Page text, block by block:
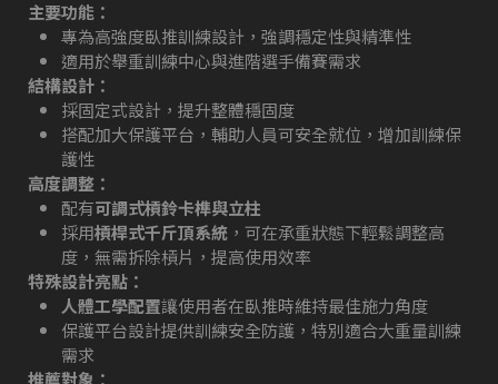
主要功能：
專為高強度臥推訓練設計，強調穩定性與精準性
適用於舉重訓練中心與進階選手備賽需求
結構設計：
採固定式設計，提升整體穩固度
搭配加大保護平台，輔助人員可安全就位，增加訓練保
護性
高度調整：
配有可調式槓鈴卡榫與立柱
採用槓桿式千斤頂系統 ，可在承重狀態下輕鬆調整高
度，無需拆除槓片，提高使用效率
特殊設計亮點：
人體工學配置讓使用者在臥推時維持最佳施力角度
保護平台設計提供訓練安全防護，特別適合大重量訓練
需求
推薦對象：